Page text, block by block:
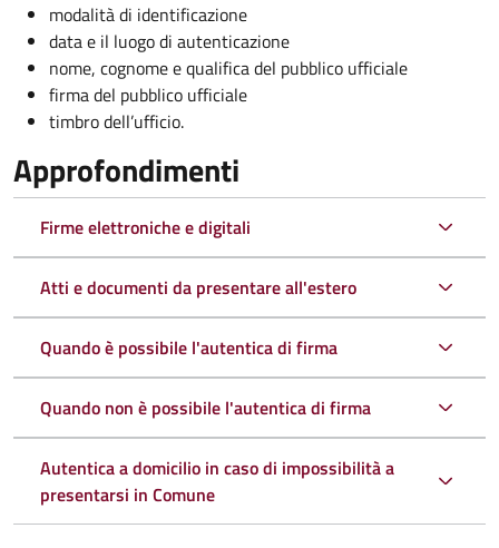
modalità di identificazione
data e il luogo di autenticazione
nome, cognome e qualifica del pubblico ufficiale
firma del pubblico ufficiale
timbro dell’ufficio.
Approfondimenti
Firme elettroniche e digitali
Atti e documenti da presentare all'estero
Quando è possibile l'autentica di firma
Quando non è possibile l'autentica di firma
Autentica a domicilio in caso di impossibilità a
presentarsi in Comune